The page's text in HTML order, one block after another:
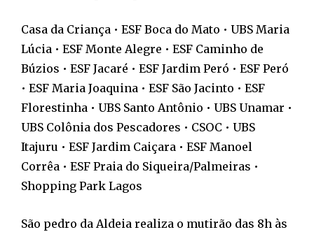
Casa da Criança • ESF Boca do Mato • UBS Maria
Lúcia • ESF Monte Alegre • ESF Caminho de
Búzios • ESF Jacaré • ESF Jardim Peró • ESF Peró
• ESF Maria Joaquina • ESF São Jacinto • ESF
Florestinha • UBS Santo Antônio • UBS Unamar •
UBS Colônia dos Pescadores • CSOC • UBS
Itajuru • ESF Jardim Caiçara • ESF Manoel
Corrêa • ESF Praia do Siqueira/Palmeiras •
Shopping Park Lagos
São pedro da Aldeia realiza o mutirão das 8h às